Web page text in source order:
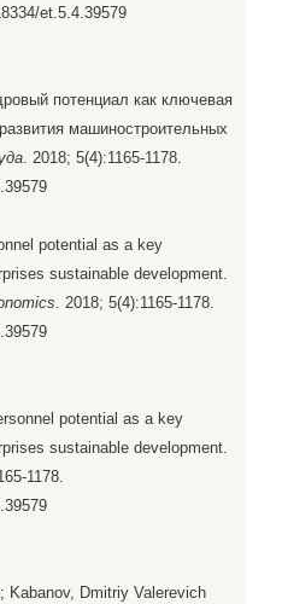
et.5.4.39579
потенциал как ключевая
машиностроительных
. 2018; 5(4):1165-1178.
potential as a key
sustainable development.
. 2018; 5(4):1165-1178.
potential as a key
sustainable development.
1178.
Kabanov, Dmitriy Valerevich